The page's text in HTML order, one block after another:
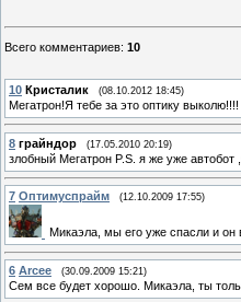
Всего комментариев: 10
10 Кристалик (08.10.2012 18:45)
Мегатрон!Я тебе за это оптику выколю!!!!
8 грайндор (17.05.2010 20:19)
злобный Мегатрон P.S. я же уже
7 Оптимуспрайм (12.10.2009 17:55)
Микаэла, мы его уже спасли и
6 Arcee (30.09.2009 15:21)
Сем все будет хорошо. Микаэла, ты